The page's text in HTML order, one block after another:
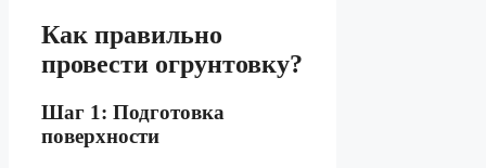
Как правильно
провести огрунтовку?
Шаг 1: Подготовка
поверхности